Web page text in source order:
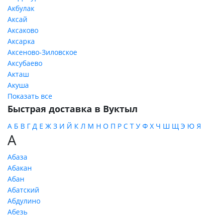
Акбулак
Аксай
Аксаково
Аксарка
Аксеново-Зиловское
Аксубаево
Акташ
Акуша
Показать все
Быстрая доставка в Вуктыл
А Б В Г Д Е Ж З И Й К Л М Н О П Р С Т У Ф Х Ч Ш Щ Э Ю Я
А
Абаза
Абакан
Абан
Абатский
Абдулино
Абезь